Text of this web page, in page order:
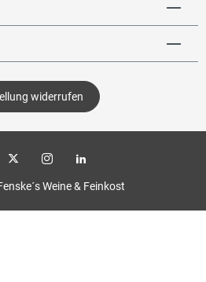
widerrufen
Weine & Feinkost